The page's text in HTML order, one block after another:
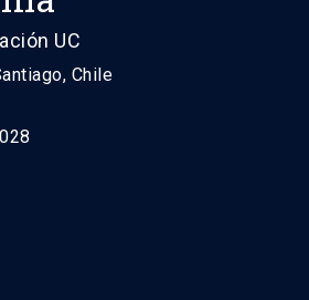
UC
Chile